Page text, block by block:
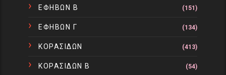
ΕΦΗΒΩΝ Β (151)
ΕΦΗΒΩΝ Γ (134)
ΚΟΡΑΣΙΔΩΝ (413)
ΚΟΡΑΣΙΔΩΝ Β (54)